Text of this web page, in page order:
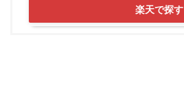
楽天で探す